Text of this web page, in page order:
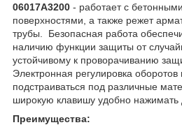
06017A3200 - работает с
поверхностями, а также режет
трубы. Безопасная работа
наличию функции защиты от
устойчивому к проворачиванию
Электронная регулировка оборотов
подстраиваться под различные
широкую клавишу удобно нажимать
Преимущества: